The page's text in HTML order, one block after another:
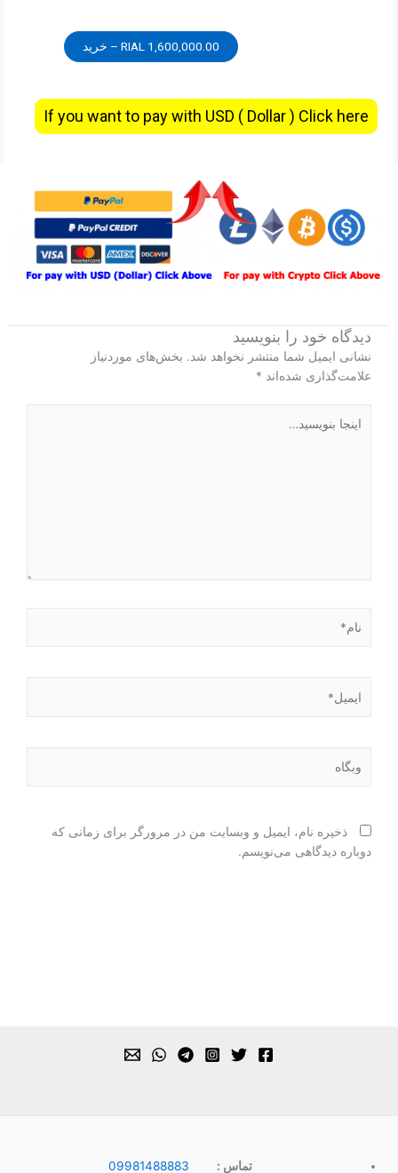
1,600,000.00 RIAL – خرید
If you want to pay with USD ( Dollar ) Click here
دیدگاه‌ خود را بنویسید
نشانی ایمیل شما منتشر نخواهد شد. بخش‌های موردنیاز
علامت‌گذاری شده‌اند *
بنویسید…
ذخیره نام، ایمیل و وبسایت من در مرورگر برای زمانی که
دوباره دیدگاهی می‌نویسم.
تماس : 09981488883